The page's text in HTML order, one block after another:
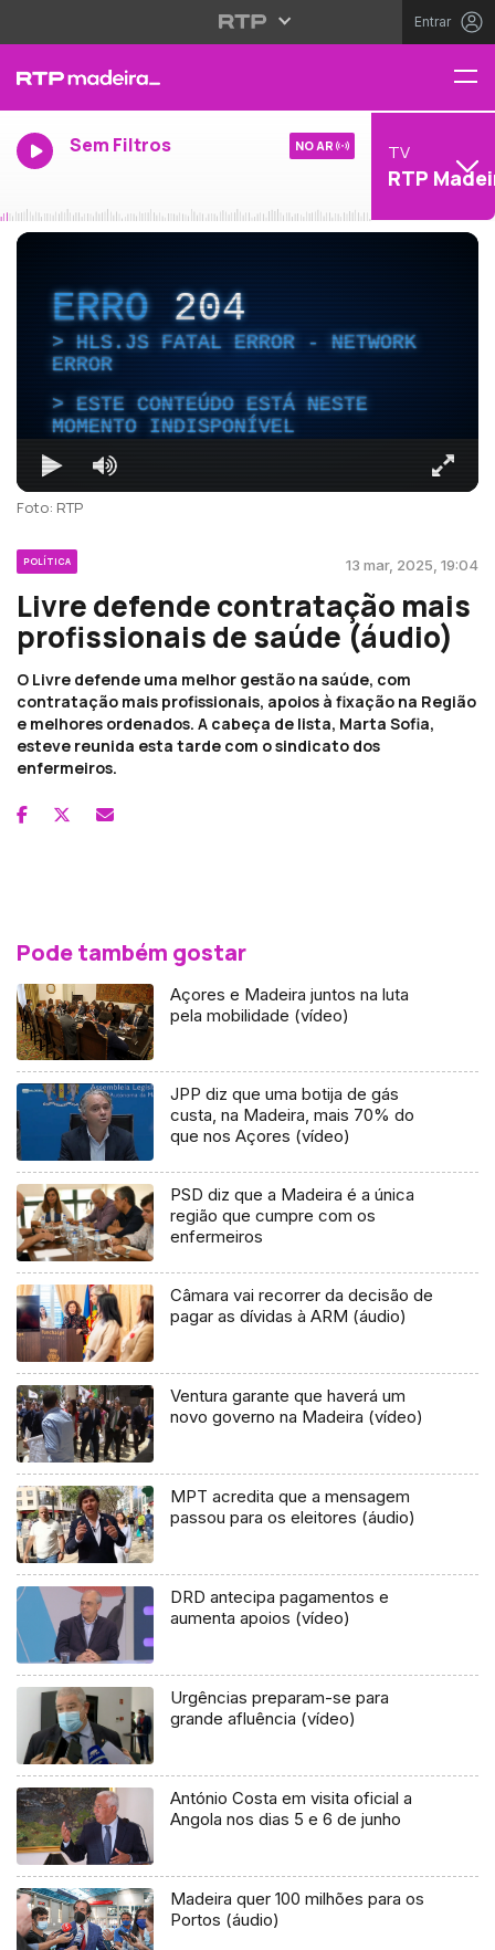
Entrar
Sem Filtros NO AR TV
RTP
ERRO204
HLS.JS FATAL ERROR - NETWORK
ERROR
ESTE CONTEÚDO ESTÁ NESTE
MOMENTO INDISPONÍVEL
Foto: RTP
POLÍTICA 13 mar, 2025, 19:04
Livre defende contratação mais
profissionais de saúde (áudio)
O Livre defende uma melhor gestão na saúde, com
contratação mais profissionais, apoios à fixação na Região
e melhores ordenados. A cabeça de lista, Marta Sofia,
esteve reunida esta tarde com o sindicato dos
enfermeiros.
Pode também gostar
Açores e Madeira juntos na luta
pela mobilidade (vídeo)
JPP diz que uma botija de gás
custa, na Madeira, mais 70% do
que nos Açores (vídeo)
PSD diz que a Madeira é a única
região que cumpre com os
enfermeiros
Câmara vai recorrer da decisão de
pagar as dívidas à ARM (áudio)
Ventura garante que haverá um
novo governo na Madeira (vídeo)
MPT acredita que a mensagem
passou para os eleitores (áudio)
DRD antecipa pagamentos e
aumenta apoios (vídeo)
Urgências preparam-se para
grande afluência (vídeo)
António Costa em visita oficial a
Angola nos dias 5 e 6 de junho
Madeira quer 100 milhões para os
Portos (áudio)